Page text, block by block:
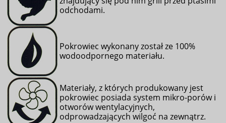
odchodami.
Pokrowiec wykonany został ze 100%
wodoodpornego materiału.
Materiały, z których produkowany jest
pokrowiec posiada system mikro-porów i
otworów wentylacyjnych,
odprowadzających wilgoć na zewnątrz.